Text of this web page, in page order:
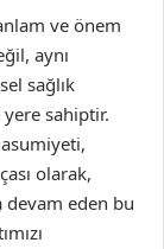
ve önem
aynı
sağlık
sahiptir.
olarak,
eden bu